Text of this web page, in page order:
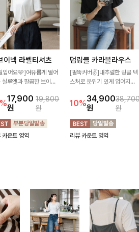
이넥 라벨티셔츠
입어요🩵]여유롭게 떨어
실루엣과 깔끔한 브이넥
티셔츠- 소매 라벨 디테
은은한 포인트를 더해 심
서도 센스 있는 스타일
성해드려요!
17,900
원
19,800
원
카운트 영역
덤링클 카라블라우스
[팔뚝커버✌]내추럴한 링클 텍
스처로 분위기 있게 입어지는
인에 여유로운 소매핏 더해져
여리하면서도 시원한 무드로
즐기기 좋아요-
10%34,900
원
원
리뷰 카운트 영역